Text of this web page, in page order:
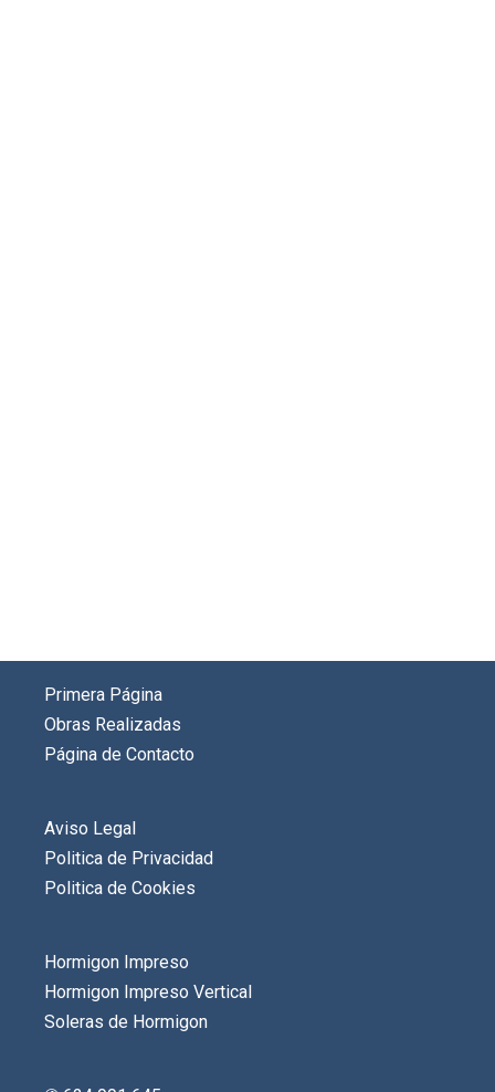
Primera Página
Obras Realizadas
Página de Contacto
Aviso Legal
Politica de Privacidad
Politica de Cookies
Hormigon Impreso
Hormigon Impreso Vertical
Soleras de Hormigon